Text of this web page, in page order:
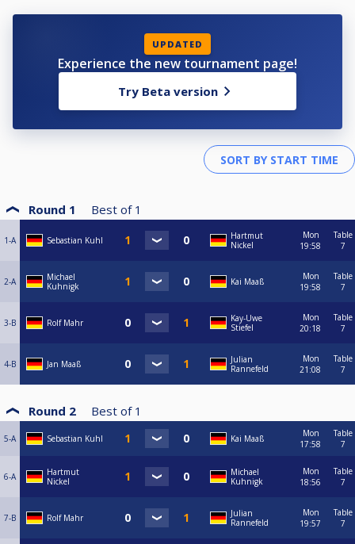
UPDATED
Experience the new tournament page!
Try Beta version
Round 1 Best of 1
1-A Sebastian Kuhl
Hartmut
Nickel
Mon
19:58
Table
7
2-A
Michael
Kuhnigk
Kai Maaß
Mon
19:58
Table
7
3-B Rolf Mahr
Kay-Uwe
Stiefel
Mon
20:18
Table
7
4-B Jan Maaß
Julian
Rannefeld
Mon
21:08
Table
7
Round 2 Best of 1
5-A Sebastian Kuhl Kai Maaß
Mon
17:58
Table
7
6-A
Hartmut
Nickel
Michael
Kuhnigk
Mon
18:56
Table
7
7-B Rolf Mahr
Julian
Rannefeld
Mon
19:57
Table
7